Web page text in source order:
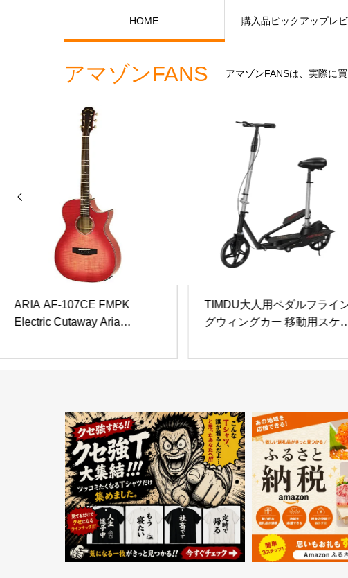
アマゾンFANS アマゾンFANSは、実際に
HOME 購入品ピックアップレ
ARIA AF-107CE FMPK
Electric Cutaway Aria
アコースティックギター
TIMDU大人用ペダルフライン
グウィングカー 移動用スケー
自転車 キャンパス＆通勤必須
り式二輪車, 男性 女性 誕生日
プレゼント (ブラック,シート
付き折りたたみ式)